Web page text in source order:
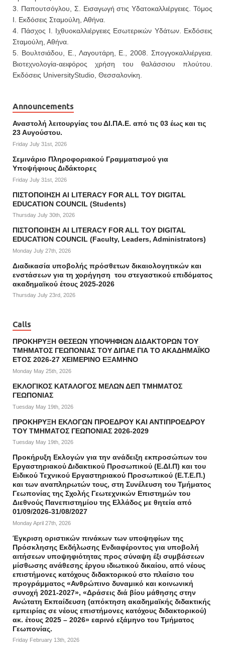
3. Παπουτσόγλου, Σ. Εισαγωγή στις Υδατοκαλλιέργειες. Τόμος
Ι. Εκδόσεις Σταμούλη, Αθήνα.
4. Πάσχος Ι. Ιχθυοκαλλιέργειες Εσωτερικών Υδάτων. Εκδόσεις
Σταμούλη, Αθήνα.
5. Βουλτσιάδου, Ε., Λαγουτάρη, Ε., 2008. Σπογγοκαλλιέργεια.
Βιοτεχνολογία-αειφόρος χρήση του θαλάσσιου πλούτου.
Εκδόσεις UniversityStudio, Θεσσαλονίκη.
Announcements
Αναστολή λειτουργίας του ΔΙ.ΠΑ.Ε. από τις 03 έως και τις
23 Αυγούστου.
Friday July 31st, 2026
Σεμινάριο Πληροφοριακού Γραμματισμού για
Υποψήφιους Διδάκτορες
Friday July 31st, 2026
ΠΙΣΤΟΠΟΙΗΣΗ AI LITERACY FOR ALL ΤΟΥ DIGITAL
EDUCATION COUNCIL (Students)
Thursday July 30th, 2026
ΠΙΣΤΟΠΟΙΗΣΗ AI LITERACY FOR ALL ΤΟΥ DIGITAL
EDUCATION COUNCIL (Faculty, Leaders, Administrators)
Monday July 27th, 2026
Διαδικασία υποβολής πρόσθετων δικαιολογητικών και
ενστάσεων για τη χορήγηση του στεγαστικού επιδόματος
ακαδημαϊκού έτους 2025-2026
Thursday July 23rd, 2026
Calls
ΠΡΟΚΗΡΥΞΗ ΘΕΣΕΩΝ ΥΠΟΨΗΦΙΩΝ ΔΙΔΑΚΤΟΡΩΝ ΤΟΥ
ΤΜΗΜΑΤΟΣ ΓΕΩΠΟΝΙΑΣ ΤΟΥ ΔΙΠΑΕ ΓΙΑ ΤΟ ΑΚΑΔΗΜΑΪΚΟ
ΕΤΟΣ 2026-27 ΧΕΙΜΕΡΙΝΟ ΕΞΑΜΗΝΟ
Monday May 25th, 2026
ΕΚΛΟΓΙΚΟΣ ΚΑΤΑΛΟΓΟΣ ΜΕΛΩΝ ΔΕΠ ΤΜΗΜΑΤΟΣ
ΓΕΩΠΟΝΙΑΣ
Tuesday May 19th, 2026
ΠΡΟΚΗΡΥΞΗ ΕΚΛΟΓΩΝ ΠΡΟΕΔΡΟΥ ΚΑΙ ΑΝΤΙΠΡΟΕΔΡΟΥ
ΤΟΥ ΤΜΗΜΑΤΟΣ ΓΕΩΠΟΝΙΑΣ 2026-2029
Tuesday May 19th, 2026
Προκήρυξη Εκλογών για την ανάδειξη εκπροσώπων του
Εργαστηριακού Διδακτικού Προσωπικού (Ε.ΔΙ.Π) και του
Ειδικού Τεχνικού Εργαστηριακού Προσωπικού (Ε.Τ.Ε.Π.)
και των αναπληρωτών τους, στη Συνέλευση του Τμήματος
Γεωπονίας της Σχολής Γεωτεχνικών Επιστημών του
Διεθνούς Πανεπιστημίου της Ελλάδος με θητεία από
01/09/2026-31/08/2027
Monday April 27th, 2026
Έγκριση οριστικών πινάκων των υποψηφίων της
Πρόσκλησης Εκδήλωσης Ενδιαφέροντος για υποβολή
αιτήσεων υποψηφιότητας προς σύναψη έξι συμβάσεων
μίσθωσης ανάθεσης έργου ιδιωτικού δικαίου, από νέους
επιστήμονες κατόχους διδακτορικού στο πλαίσιο του
προγράμματος «Ανθρώπινο δυναμικό και κοινωνική
συνοχή 2021-2027», «Δράσεις διά βίου μάθησης στην
Ανώτατη Εκπαίδευση (απόκτηση ακαδημαϊκής διδακτικής
εμπειρίας σε νέους επιστήμονες κατόχους διδακτορικού)
ακ. έτους 2025 – 2026» εαρινό εξάμηνο του Τμήματος
Γεωπονίας.
Friday February 13th, 2026